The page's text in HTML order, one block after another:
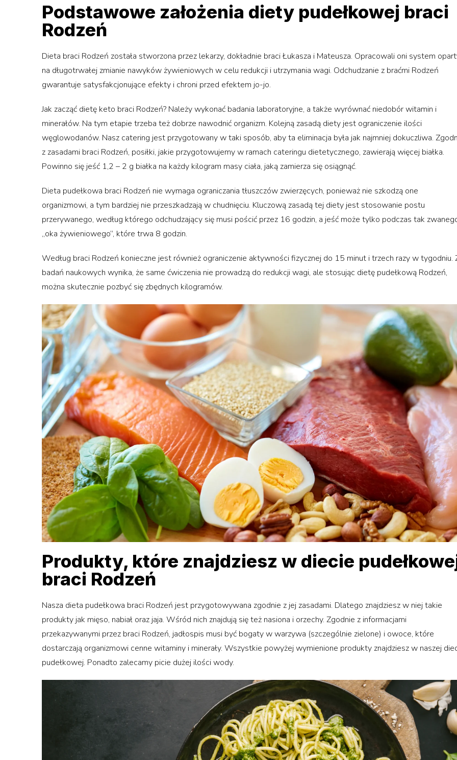
Podstawowe założenia diety pudełkowej braci
Rodzeń
Dieta braci Rodzeń została stworzona przez lekarzy, dokładnie braci Łukasza i Mateusza. Opracowali oni system
na długotrwałej zmianie nawyków żywieniowych w celu redukcji i utrzymania wagi. Odchudzanie z braćmi Rodzeń
gwarantuje satysfakcjonujące efekty i chroni przed efektem jo-jo.
Jak zacząć dietę keto braci Rodzeń? Należy wykonać badania laboratoryjne, a także wyrównać niedobór witamin i
minerałów. Na tym etapie trzeba też dobrze nawodnić organizm. Kolejną zasadą diety jest ograniczenie ilości
węglowodanów. Nasz catering jest przygotowany w taki sposób, aby ta eliminacja była jak najmniej dokuczliwa.
z zasadami braci Rodzeń, posiłki, jakie przygotowujemy w ramach cateringu dietetycznego, zawierają więcej białka.
Powinno się jeść 1,2 – 2 g białka na każdy kilogram masy ciała, jaką zamierza się osiągnąć.
Dieta pudełkowa braci Rodzeń nie wymaga ograniczania tłuszczów zwierzęcych, ponieważ nie szkodzą one
organizmowi, a tym bardziej nie przeszkadzają w chudnięciu. Kluczową zasadą tej diety jest stosowanie postu
przerywanego, według którego odchudzający się musi pościć przez 16 godzin, a jeść może tylko podczas tak
„oka żywieniowego”, które trwa 8 godzin.
Według braci Rodzeń konieczne jest również ograniczenie aktywności fizycznej do 15 minut i trzech razy w tygodniu.
badań naukowych wynika, że same ćwiczenia nie prowadzą do redukcji wagi, ale stosując dietę pudełkową Rodzeń,
można skutecznie pozbyć się zbędnych kilogramów.
Produkty, które znajdziesz w diecie
braci Rodzeń
Nasza dieta pudełkowa braci Rodzeń jest przygotowywana zgodnie z jej zasadami. Dlatego znajdziesz w niej takie
produkty jak mięso, nabiał oraz jaja. Wśród nich znajdują się też nasiona i orzechy. Zgodnie z informacjami
przekazywanymi przez braci Rodzeń, jadłospis musi być bogaty w warzywa (szczególnie zielone) i owoce, które
dostarczają organizmowi cenne witaminy i minerały. Wszystkie powyżej wymienione produkty znajdziesz w naszej
pudełkowej. Ponadto zalecamy picie dużej ilości wody.